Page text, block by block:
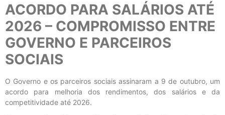
ACORDO PARA SALÁRIOS ATÉ
2026 – COMPROMISSO ENTRE
GOVERNO E PARCEIROS
SOCIAIS
O Governo e os parceiros sociais assinaram a 9 de outubro, um
acordo para melhoria dos rendimentos, dos salários e da
competitividade até 2026.